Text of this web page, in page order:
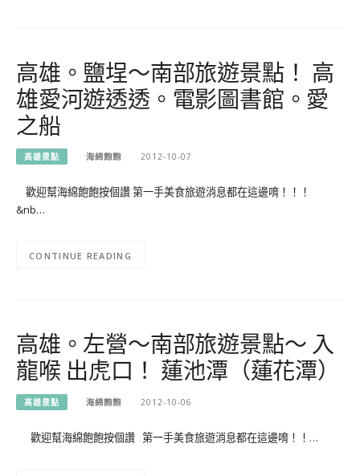
高雄。鹽埕～南部旅遊景點！ 高
雄愛河遊透透。電影圖書館。愛
之船
高雄景點 海綿飽飽 2012-10-07
歡迎幫海綿飽飽按個讚 第一手美食旅遊消息都在這邊唷！！！
&nb…
CONTINUE READING
高雄。左營～南部旅遊景點～ 入
龍喉 出虎口！ 蓮池潭（蓮花潭）
高雄景點 海綿飽飽 2012-10-06
歡迎幫海綿飽飽按個讚 第一手美食旅遊消息都在這邊唷！！…